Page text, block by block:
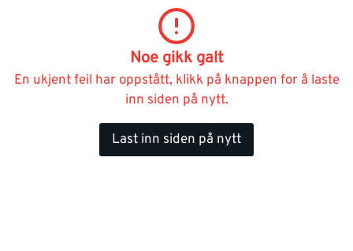
Noe gikk galt
En ukjent feil har oppstått, klikk på knappen for å laste
inn siden på nytt.
Last inn siden på nytt